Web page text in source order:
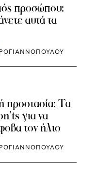
προσώπου:
αυτά τα
προστασία: Τα
για να
τον ήλιο